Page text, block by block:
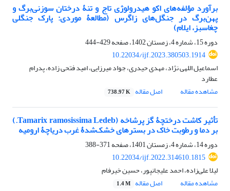
برآورد مؤلفه‌های اکو هیدرولوژی تاج و تنۀ درختان سوزنی‌برگ و
پهن‌برگ در جنگل‌های زاگرس (مطالعۀ موردی: پارک جنگلی
چغاسبز، ایلام)
دوره 15، شماره 4، زمستان 1402، صفحه
429-444
10.22034/ijf.2023.380503.1914
اسماعیل اللهی نژاد، مهدی حیدری، جواد میرزایی، امید فتحی زاده، پدرام
عطارد
مشاهده مقاله
اصل مقاله 738.97 K
تأثیر کاشت درختچۀ گز پرشاخه (Tamarix ramosissima Ledeb.)
بر دما و رطوبت خاک در بسترهای خشک‌شدۀ غرب دریاچۀ ارومیه
دوره 14، شماره 4، زمستان 1401، صفحه
371-388
10.22034/ijf.2022.314610.1815
لیلا علی‌زاده، احمد علیجانپور، حسین خیرفام
مشاهده مقاله
اصل مقاله 1.4 M